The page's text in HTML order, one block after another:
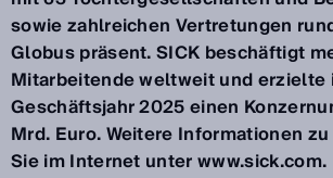
sowie zahlreichen Vertretungen
Globus präsent. SICK beschäftigt
Mitarbeitende weltweit und erzielte
Geschäftsjahr 2025 einen
Mrd. Euro. Weitere Informationen
Sie im Internet unter www.sick.com.